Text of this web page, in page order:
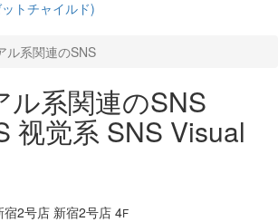
ル系関連のSNS
ル系関連のSNS
视觉系 SNS Visual
宿2号店 新宿2号店 4F